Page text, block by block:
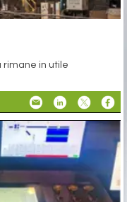
rimane in utile